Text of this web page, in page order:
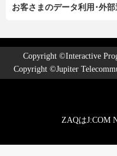
お客さまのデータ利用･外
Copyright ©Interactive
Copyright ©Jupiter
ZAQはJ:COM